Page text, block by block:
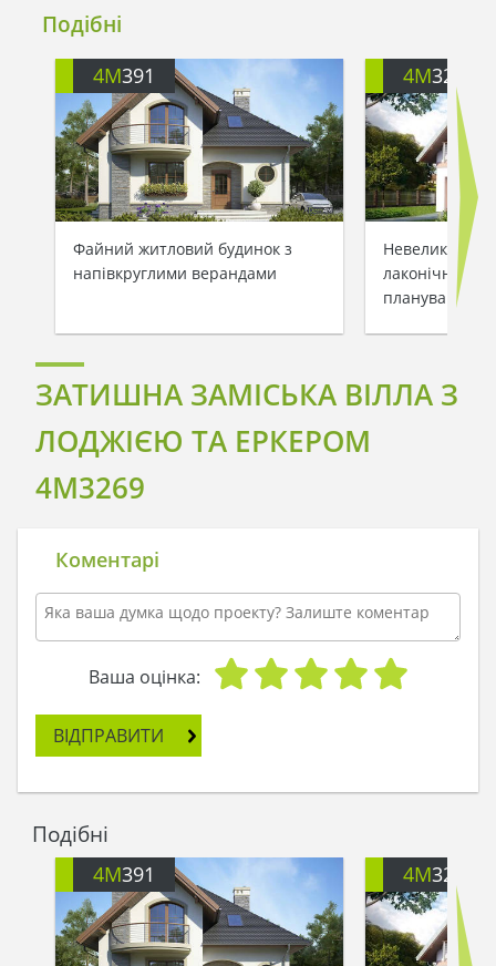
Подібні
4M391
Файний житловий будинок з
напівкруглими верандами
4M3200
Невеликий
лаконічним
плануванням
ЗАТИШНА ЗАМІСЬКА ВІЛЛА З
ЛОДЖІЄЮ ТА ЕРКЕРОМ
4M3269
Коментарі
Ваша оцінка:
ВІДПРАВИТИ
Подібні
4M391 4M3200